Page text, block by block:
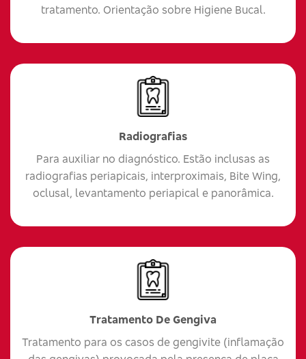
tratamento. Orientação sobre Higiene Bucal.
Radiografias
Para auxiliar no diagnóstico. Estão inclusas as
radiografias periapicais, interproximais, Bite Wing,
oclusal, levantamento periapical e panorâmica.
Tratamento De Gengiva
Tratamento para os casos de gengivite (inflamação